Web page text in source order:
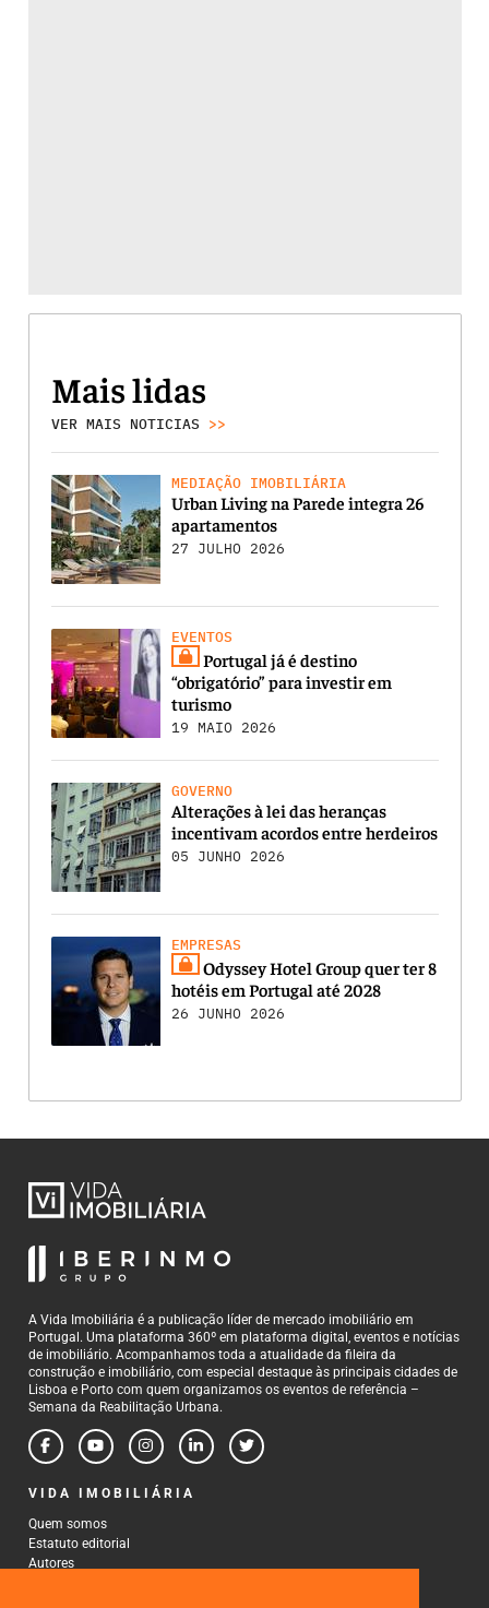
Mais lidas
VER MAIS NOTICIAS >>
MEDIAÇÃO IMOBILIÁRIA
Urban Living na Parede integra 26
apartamentos
27 JULHO 2026
EVENTOS
Portugal já é destino
“obrigatório” para investir em
turismo
19 MAIO 2026
GOVERNO
Alterações à lei das heranças
incentivam acordos entre herdeiros
05 JUNHO 2026
EMPRESAS
Odyssey Hotel Group quer ter 8
hotéis em Portugal até 2028
26 JUNHO 2026
A Vida Imobiliária é a publicação líder de mercado imobiliário em
Portugal. Uma plataforma 360º em plataforma digital, eventos e notícias
de imobiliário. Acompanhamos toda a atualidade da fileira da
construção e imobiliário, com especial destaque às principais cidades de
Lisboa e Porto com quem organizamos os eventos de referência –
Semana da Reabilitação Urbana.
VIDA IMOBILIÁRIA
Quem somos
Estatuto editorial
Autores